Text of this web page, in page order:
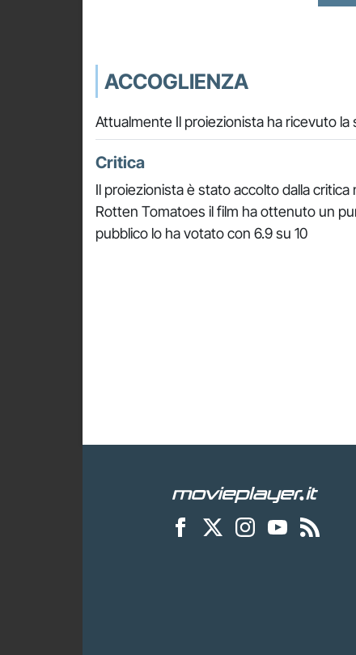
ACCOGLIENZA
Attualmente Il proiezionista ha ricevuto
Critica
Il proiezionista è stato accolto dalla
Rotten Tomatoes il film ha ottenuto un
pubblico lo ha votato con 6.9 su 10